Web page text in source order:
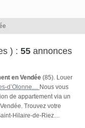
) : 55 annonces
en Vendée (85). Louer
d’Olonne… Nous vous
de appartement via un
Trouvez votre
Hilaire-de-Riez…